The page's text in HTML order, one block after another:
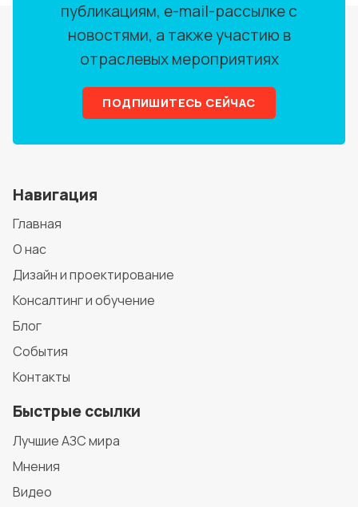
публикациям, e-mail-рассылке с
новостями, а также участию в
отраслевых мероприятиях
ПОДПИШИТЕСЬ СЕЙЧАС
Навигация
Главная
О нас
Дизайн и проектирование
Консалтинг и обучение
Блог
События
Контакты
Быстрые ссылки
Лучшие АЗС мира
Мнения
Видео